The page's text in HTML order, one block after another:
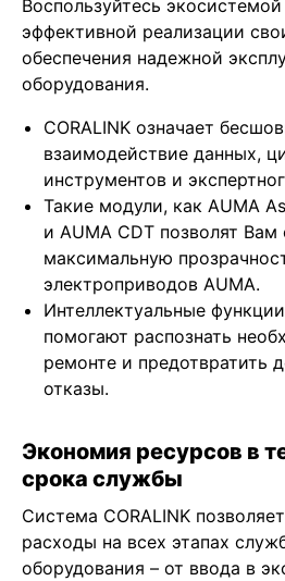
Воспользуйтесь экосистемой
эффективной реализации
обеспечения надежной
оборудования.
CORALINK означает
взаимодействие данных,
инструментов и
Такие модули, как AUMA
и AUMA CDT позволят
максимальную
электроприводов AUMA.
Интеллектуальные
помогают распознать
ремонте и предотвратить
отказы.
Экономия ресурсов в
срока службы
Система CORALINK
расходы на всех этапах
оборудования – от ввода в